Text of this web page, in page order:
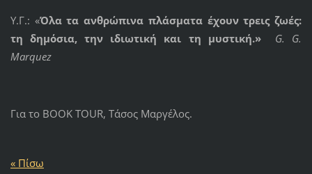
Υ.Γ.: «Όλα τα ανθρώπινα πλάσματα έχουν τρεις ζωές:
τη δημόσια, την ιδιωτική και τη μυστική.» G. G.
Marquez
Για το BOOK TOUR, Τάσος Μαργέλος.
« Πίσω